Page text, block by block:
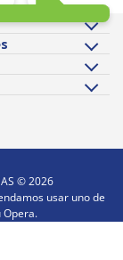
©2026
usar uno de
Opera.